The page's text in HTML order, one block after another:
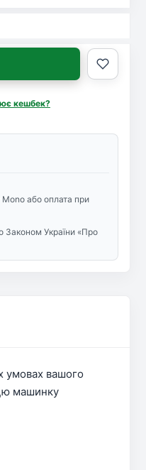
кешбек?
або оплата при
Законом України «Про
умовах вашого
машинку